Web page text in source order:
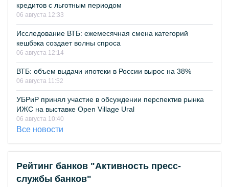
кредитов с льготным периодом
06 августа 12:33
Исследование ВТБ: ежемесячная смена категорий
кешбэка создает волны спроса
06 августа 12:14
ВТБ: объем выдачи ипотеки в России вырос на 38%
06 августа 11:52
УБРиР принял участие в обсуждении перспектив рынка
ИЖС на выставке Open Village Ural
06 августа 10:40
Все новости
Рейтинг банков "Активность пресс-
службы банков"